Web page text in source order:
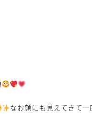
なお顔にも見えてきて